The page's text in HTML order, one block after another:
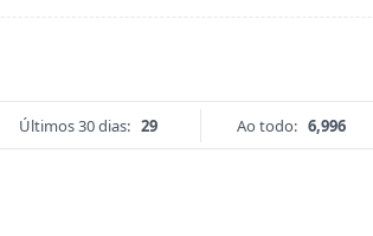
Últimos 30 dias: 29 Ao todo: 6,996